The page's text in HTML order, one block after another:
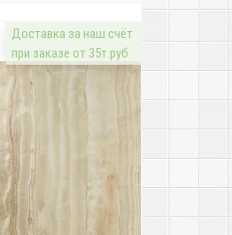
Доставка за наш счёт
при заказе от 35т.руб